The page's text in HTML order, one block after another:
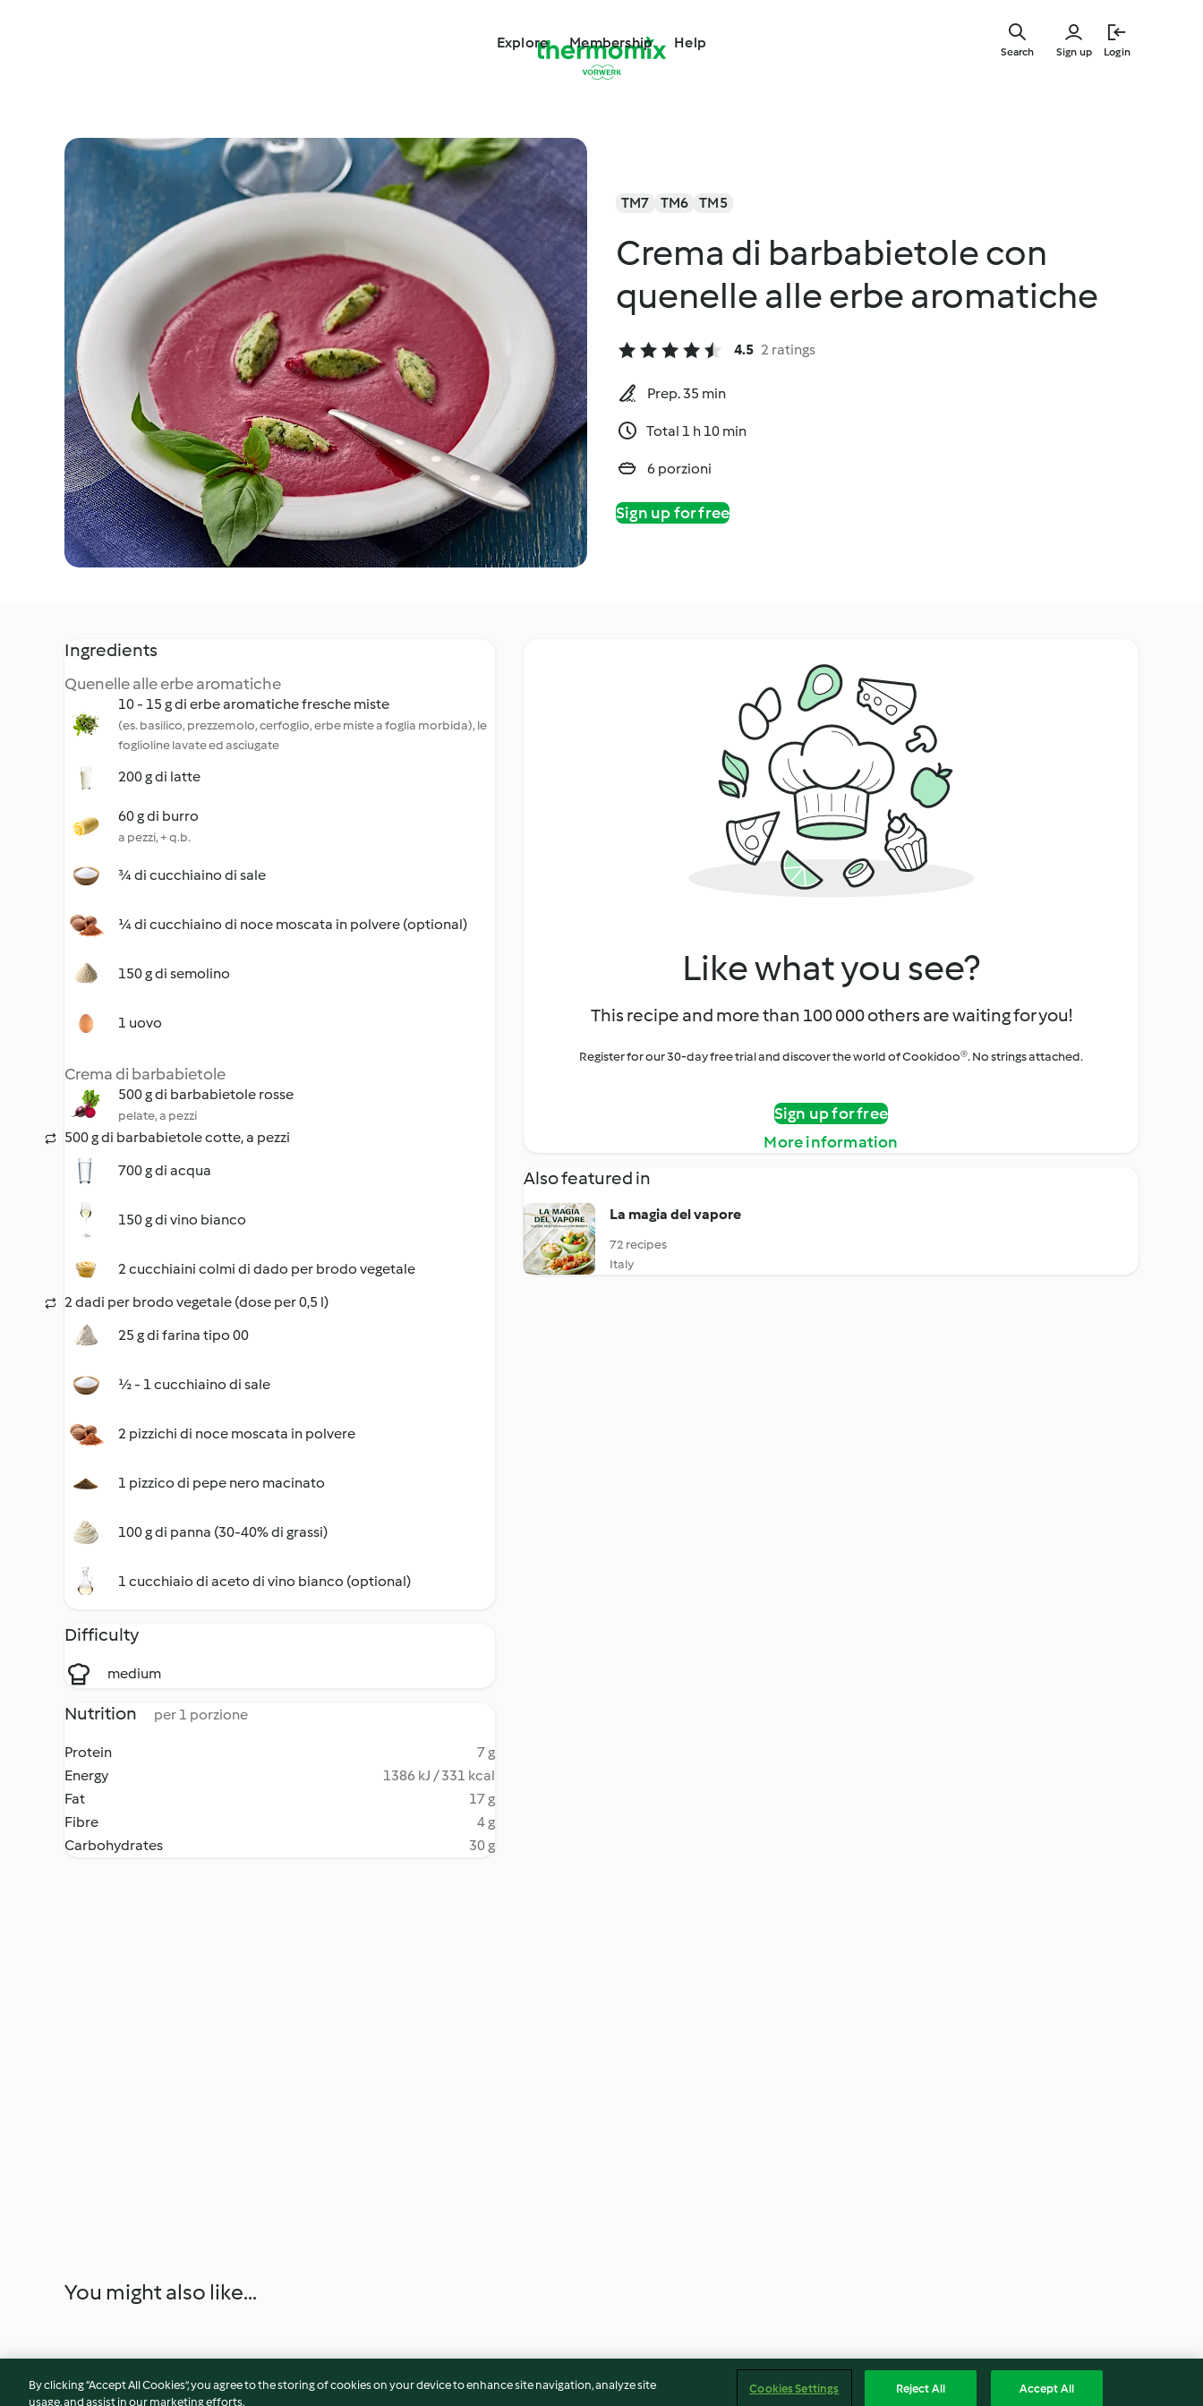
Explore Membership Help
Sign up Login
Search
TM7 TM6 TM5
Crema di barbabietole con
quenelle alle erbe aromatiche
4.5 2 ratings
Prep. 35 min
Total 1 h 10 min
6 porzioni
Sign up for free
Ingredients
Quenelle alle erbe aromatiche
10 - 15 g di erbe aromatiche fresche miste
(es. basilico, prezzemolo, cerfoglio, erbe miste a foglia morbida), le
foglioline lavate ed asciugate
200 g di latte
60 g di burro
a pezzi, + q.b.
¾ di cucchiaino di sale
¼ di cucchiaino di noce moscata in polvere (optional)
150 g di semolino
1 uovo
Crema di barbabietole
500 g di barbabietole rosse
pelate, a pezzi
500 g di barbabietole cotte, a pezzi
700 g di acqua
150 g di vino bianco
2 cucchiaini colmi di dado per brodo vegetale
2 dadi per brodo vegetale (dose per 0,5 l)
25 g di farina tipo 00
½ - 1 cucchiaino di sale
2 pizzichi di noce moscata in polvere
1 pizzico di pepe nero macinato
100 g di panna (30-40% di grassi)
1 cucchiaio di aceto di vino bianco (optional)
Difficulty
medium
Nutrition per 1 porzione
Protein
7 g
Energy
1386 kJ / 331 kcal
Fat
17 g
Fibre
4 g
Carbohydrates
30 g
Like what you see?
This recipe and more than 100 000 others are waiting for you!
Register for our 30-day free trial and discover the world of Cookidoo®. No strings attached.
Sign up for free
More information
Also featured in
La magia del vapore
72 recipes
Italy
You might also like...
By clicking “Accept All Cookies”, you agree to the storing of cookies on your device to enhance site navigation, analyze site
usage, and assist in our marketing efforts.
Cookies Settings Reject All Accept All